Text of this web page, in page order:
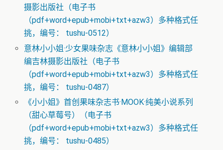
摄影出版社（电子书
（pdf+word+epub+mobi+txt+azw3）多种格式任
挑，编号： tushu-0512）
意林小小姐·少女果味杂志《意林小小姐》编辑部
编吉林摄影出版社（电子书
（pdf+word+epub+mobi+txt+azw3）多种格式任
挑，编号： tushu-0487）
《小小姐》首创果味杂志书·MOOK·纯美小说系列
（甜心草莓号）（电子书
（pdf+word+epub+mobi+txt+azw3）多种格式任
挑，编号： tushu-0485）